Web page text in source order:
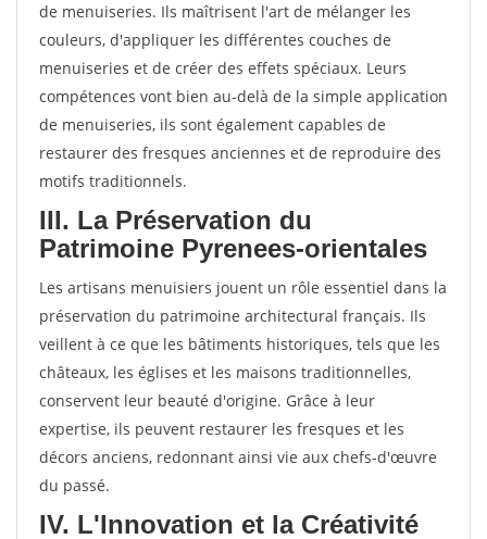
de menuiseries. Ils maîtrisent l'art de mélanger les
couleurs, d'appliquer les différentes couches de
menuiseries et de créer des effets spéciaux. Leurs
compétences vont bien au-delà de la simple application
de menuiseries, ils sont également capables de
restaurer des fresques anciennes et de reproduire des
motifs traditionnels.
III. La Préservation du
Patrimoine Pyrenees-orientales
Les artisans menuisiers jouent un rôle essentiel dans la
préservation du patrimoine architectural français. Ils
veillent à ce que les bâtiments historiques, tels que les
châteaux, les églises et les maisons traditionnelles,
conservent leur beauté d'origine. Grâce à leur
expertise, ils peuvent restaurer les fresques et les
décors anciens, redonnant ainsi vie aux chefs-d'œuvre
du passé.
IV. L'Innovation et la Créativité